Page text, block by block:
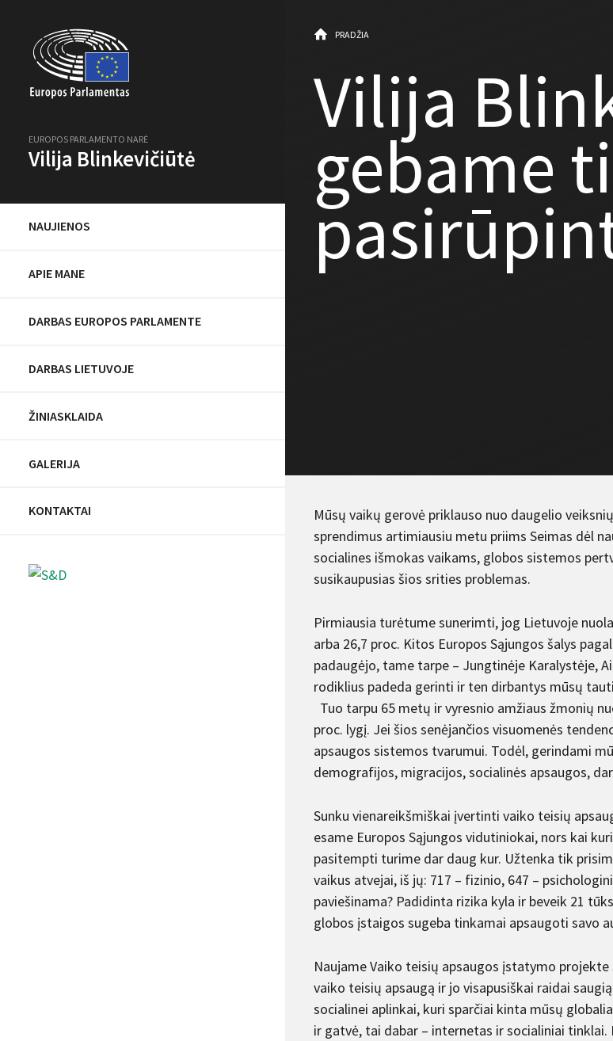
EUROPOS PARLAMENTO NARĖ
Vilija Blinkevičiūtė
NAUJIENOS
APIE MANE
DARBAS EUROPOS PARLAMENTE
DARBAS LIETUVOJE
ŽINIASKLAIDA
GALERIJA
KONTAKTAI
PRADŽIA
Vilija
gebame
Mūsų vaikų gerovė priklauso nuo daugelio
sprendimus artimiausiu metu priims Seimas dėl
socialines išmokas vaikams, globos sistemos
susikaupusias šios srities problemas.
Pirmiausia turėtume sunerimti, jog Lietuvoje
arba 26,7 proc. Kitos Europos Sąjungos šalys
padaugėjo, tame tarpe – Jungtinėje Karalystėje,
rodiklius padeda gerinti ir ten dirbantys mūsų
Tuo tarpu 65 metų ir vyresnio amžiaus žmonių
proc. lygį. Jei šios senėjančios visuomenės
apsaugos sistemos tvarumui. Todėl, gerindami
demografijos, migracijos, socialinės apsaugos,
Sunku vienareikšmiškai įvertinti vaiko teisių
esame Europos Sąjungos vidutiniokai, nors kai
pasitempti turime dar daug kur. Užtenka tik
vaikus atvejai, iš jų: 717 – fizinio, 647 –
paviešinama? Padidinta rizika kyla ir beveik 21
globos įstaigos sugeba tinkamai apsaugoti savo
Naujame Vaiko teisių apsaugos įstatymo
vaiko teisių apsaugą ir jo visapusiškai raidai
socialinei aplinkai, kuri sparčiai kinta mūsų
ir gatvė, tai dabar – internetas ir socialiniai